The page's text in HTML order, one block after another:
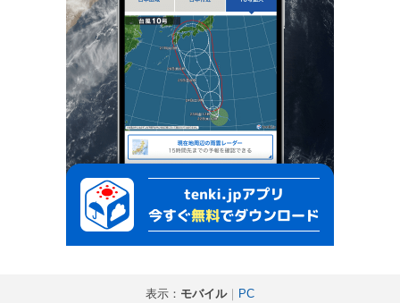
表示： モバイル｜ PC